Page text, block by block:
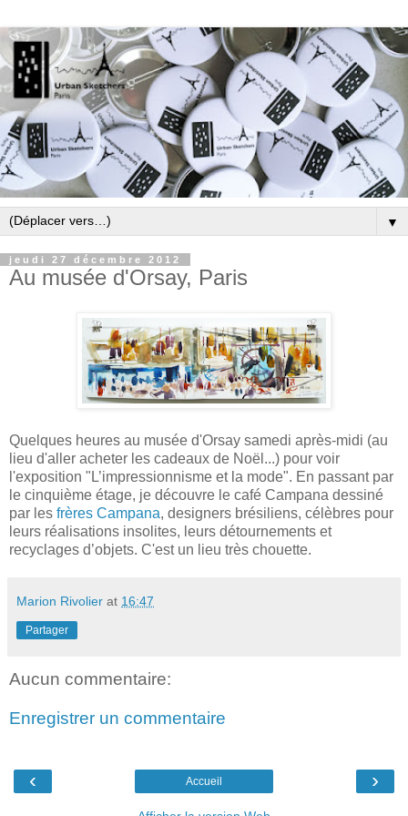
▼
jeudi 27 décembre 2012
Au musée d'Orsay, Paris
Quelques heures au musée d'Orsay samedi après-midi (au
lieu d'aller acheter les cadeaux de Noël...) pour voir
l'exposition "L’impressionnisme et la mode". En passant par
le cinquième étage, je découvre le café Campana dessiné
par les frères Campana, designers brésiliens, célèbres pour
leurs réalisations insolites, leurs détournements et
recyclages d’objets. C'est un lieu très chouette.
Marion Rivolier at 16:47
Partager
Aucun commentaire:
Enregistrer un commentaire
‹ ›
Accueil